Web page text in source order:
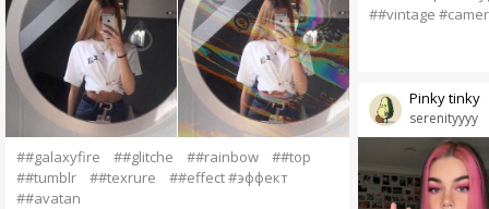
##galaxyfire ##glitche ##rainbow
##top
##tumblr
##texrure
##effect #эффект
##avatan
##vintage
serenityyyy
Pinky tinky